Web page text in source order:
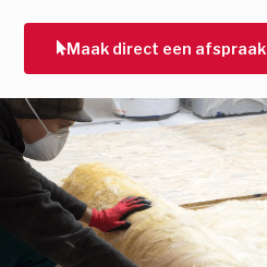
Maak direct een afspraak